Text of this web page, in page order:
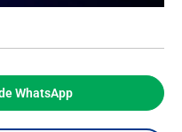
WhatsApp